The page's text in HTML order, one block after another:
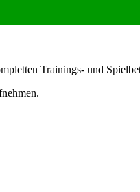
Trainings- und